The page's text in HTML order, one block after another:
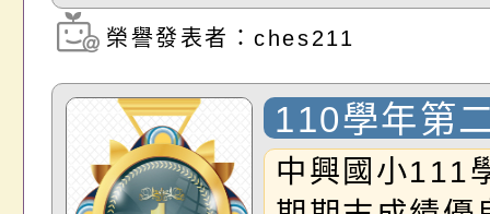
芮李盈蓁三年
劭宇吳若語黃
級林哲以沈芯
六年級蕭嘉萱
瀏覽次數：1320
榮譽發表者：ches211
110學年第
末各班優秀
中興國小111